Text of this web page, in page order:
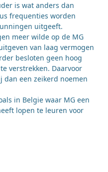
is wat anders dan
frequenties worden
uitgeeft.
meer wilde op de MG
van laag vermogen
besloten geen hoog
verstrekken. Daarvoor
dan een zeikerd noemen
in Belgie waar MG een
lopen te leuren voor